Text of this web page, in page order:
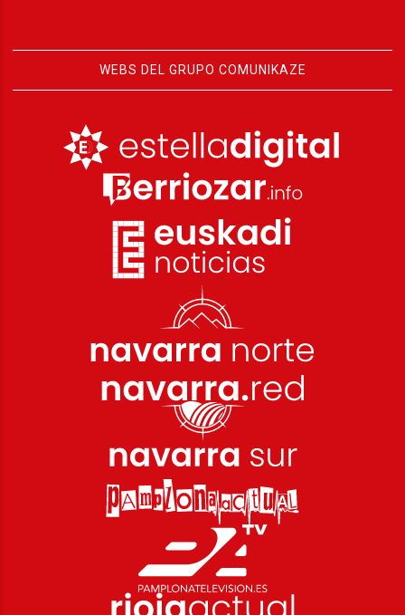
WEBS DEL GRUPO COMUNIKAZE